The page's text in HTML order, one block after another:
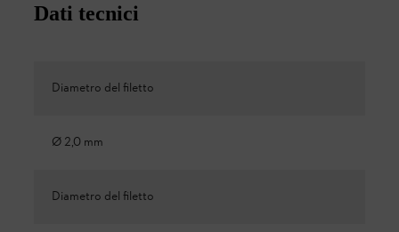
Dati tecnici
Diametro del filetto
Ø 2,0 mm
Diametro del filetto